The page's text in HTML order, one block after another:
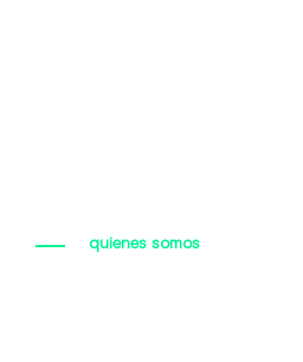
quienes somos